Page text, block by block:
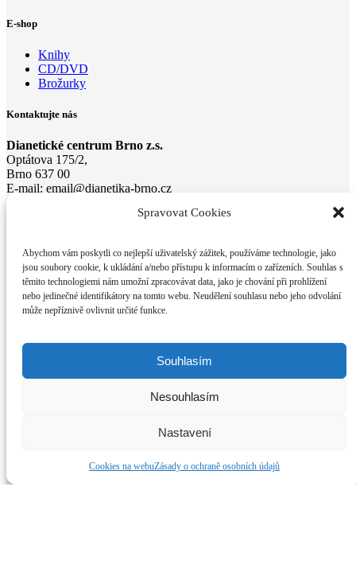
Spravovat Cookies
Abychom vám poskytli co nejlepší uživatelský zážitek, používáme technologie, jako
jsou soubory cookie, k ukládání a/nebo přístupu k informacím o zařízeních. Souhlas s
těmito technologiemi nám umožní zpracovávat data, jako je chování při prohlížení
nebo jedinečné identifikátory na tomto webu. Neudělení souhlasu nebo jeho odvolání
může nepříznivě ovlivnit určité funkce.
Souhlasím
Nesouhlasím
Nastavení
Cookies na webuZásady o ochraně osobních údajů
E-shop
Knihy
CD/DVD
Brožurky
Kontaktujte nás
Dianetické centrum Brno z.s.
Optátova 175/2,
Brno 637 00
E-mail: email@dianetika-brno.cz
Mobil: +420 733 728 024, +420 604 272 634
Dianetické Centrum BRNO
Klepnutím přijměte marketingové soubory cookie a povolte tento obsah